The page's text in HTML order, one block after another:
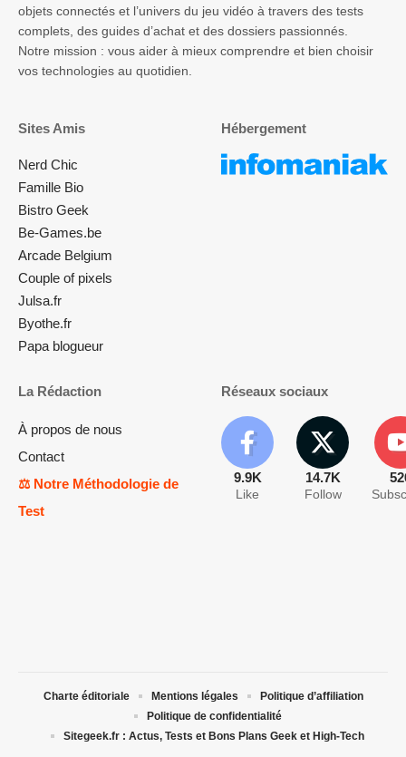
objets connectés et l’univers du jeu vidéo à travers des tests
complets, des guides d’achat et des dossiers passionnés.
Notre mission : vous aider à mieux comprendre et bien choisir
vos technologies au quotidien.
Sites Amis
Nerd Chic
Famille Bio
Bistro Geek
Be-Games.be
Arcade Belgium
Couple of pixels
Julsa.fr
Byothe.fr
Papa blogueur
Hébergement
La Rédaction
À propos de nous
Contact
⚖️ Notre Méthodologie de
Test
Réseaux sociaux
9.9K
Like
14.7K
Follow
Charte éditoriale Mentions légales
Politique d’affiliation
Politique de confidentialité
Sitegeek.fr : Actus, Tests et Bons Plans Geek et High-Tech